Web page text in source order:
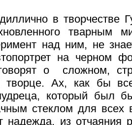
в творчестве
тварным
над ним, не
на черном
о сложном,
творце. Ах, как бы
который был
стеклом для всех
надежда, из отчаяния